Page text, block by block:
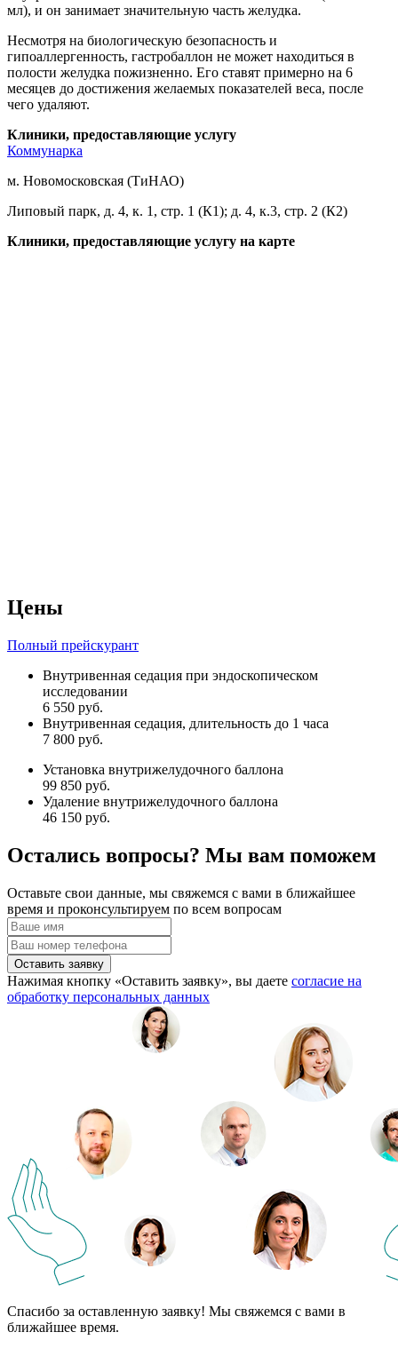
мл), и он занимает значительную часть желудка.
Несмотря на биологическую безопасность и
гипоаллергенность, гастробаллон не может находиться в
полости желудка пожизненно. Его ставят примерно на 6
месяцев до достижения желаемых показателей веса, после
чего удаляют.
Клиники, предоставляющие услугу
Коммунарка
м. Новомосковская (ТиНАО)
Липовый парк, д. 4, к. 1, стр. 1 (К1); д. 4, к.3, стр. 2 (К2)
Клиники, предоставляющие услугу на карте
Цены
Полный прейскурант
Внутривенная седация при эндоскопическом
исследовании
6 550 руб.
Внутривенная седация, длительность до 1 часа
7 800 руб.
Установка внутрижелудочного баллона
99 850 руб.
Удаление внутрижелудочного баллона
46 150 руб.
Остались вопросы? Мы вам поможем
Оставьте свои данные, мы свяжемся с вами в ближайшее
время и проконсультируем по всем вопросам
Оставить заявку
Нажимая кнопку «Оставить заявку», вы даете согласие на
обработку персональных данных
Спасибо за оставленную заявку! Мы свяжемся с вами в
ближайшее время.